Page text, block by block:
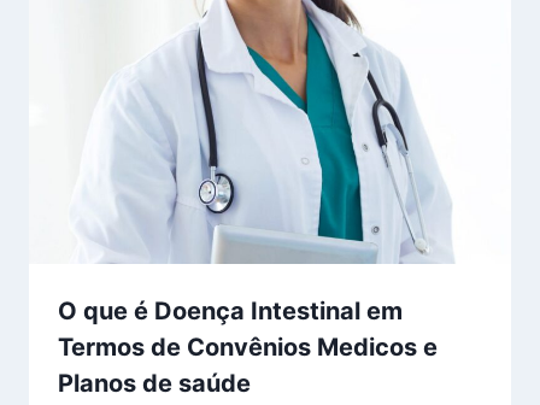
O que é Doença Intestinal em
Termos de Convênios Medicos e
Planos de saúde